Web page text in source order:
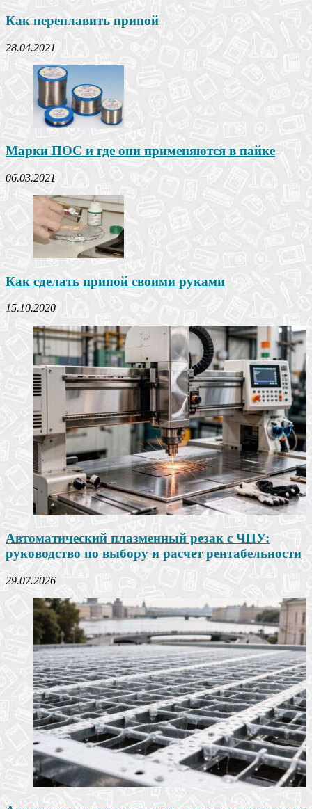
Как переплавить припой
28.04.2021
Марки ПОС и где они применяются в пайке
06.03.2021
Как сделать припой своими руками
15.10.2020
Автоматический плазменный резак с ЧПУ:
руководство по выбору и расчет рентабельности
29.07.2026